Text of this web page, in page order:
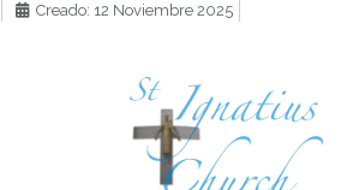
Creado: 12 Noviembre 2025